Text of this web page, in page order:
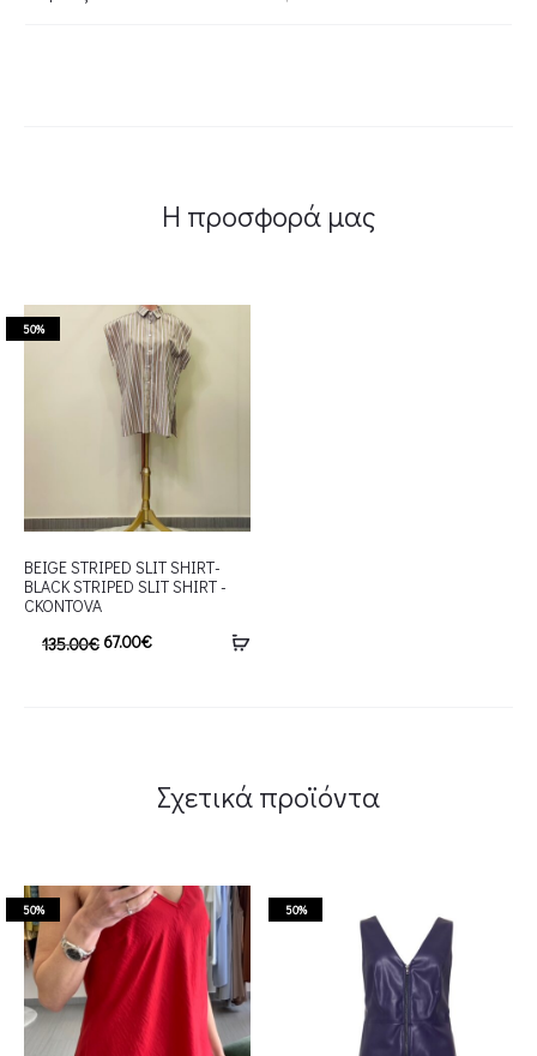
Η προσφορά μας
50%
BEIGE STRIPED SLIT SHIRT-
BLACK STRIPED SLIT SHIRT -
CKONTOVA
135.00€ 67.00€
Σχετικά προϊόντα
50% 50%